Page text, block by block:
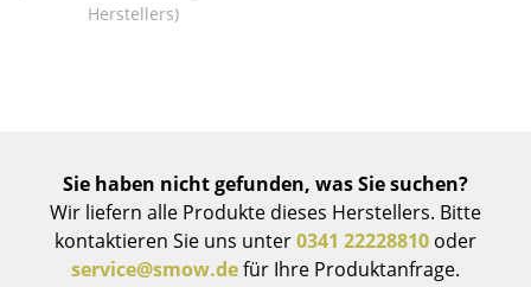
Aufbewahrungsboxen
Vorhänge
... alle Accessoires
Herstellers)
Sie haben nicht gefunden, was Sie suchen?
Wir liefern alle Produkte dieses Herstellers. Bitte
kontaktieren Sie uns unter0341 22228810 oder
service@smow.defür Ihre Produktanfrage.